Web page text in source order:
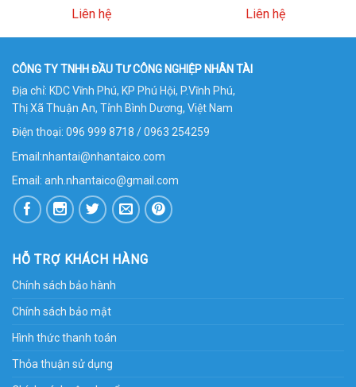
Liên hệ
Liên hệ
CÔNG TY TNHH ĐẦU TƯ CÔNG NGHIỆP NHÂN TÀI
Địa chỉ: KDC Vĩnh Phú, KP Phú Hội, P.Vĩnh Phú,
Thị Xã Thuận An, Tỉnh Bình Dương, Việt Nam
Điện thoại: 096 999 8718 / 0963 254259
Email:nhantai@nhantaico.com
Email: anh.nhantaico@gmail.com
HỖ TRỢ KHÁCH HÀNG
Chính sách bảo hành
Chính sách bảo mật
Hình thức thanh toán
Thỏa thuận sử dụng